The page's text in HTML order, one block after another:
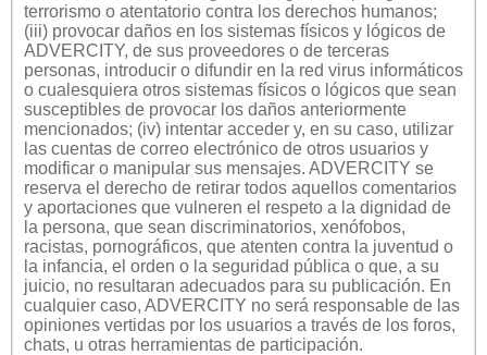
terrorismo o atentatorio contra los derechos humanos;
(iii) provocar daños en los sistemas físicos y lógicos de
ADVERCITY, de sus proveedores o de terceras
personas, introducir o difundir en la red virus informáticos
o cualesquiera otros sistemas físicos o lógicos que sean
susceptibles de provocar los daños anteriormente
mencionados; (iv) intentar acceder y, en su caso, utilizar
las cuentas de correo electrónico de otros usuarios y
modificar o manipular sus mensajes. ADVERCITY se
reserva el derecho de retirar todos aquellos comentarios
y aportaciones que vulneren el respeto a la dignidad de
la persona, que sean discriminatorios, xenófobos,
racistas, pornográficos, que atenten contra la juventud o
la infancia, el orden o la seguridad pública o que, a su
juicio, no resultaran adecuados para su publicación. En
cualquier caso, ADVERCITY no será responsable de las
opiniones vertidas por los usuarios a través de los foros,
chats, u otras herramientas de participación.